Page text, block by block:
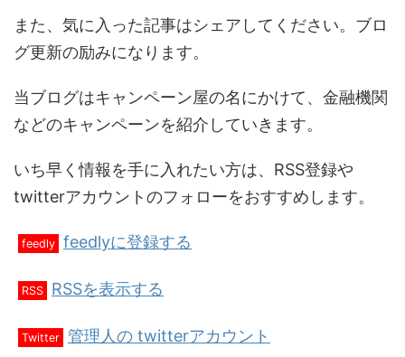
また、気に入った記事はシェアしてください。ブロ
グ更新の励みになります。
当ブログはキャンペーン屋の名にかけて、金融機関
などのキャンペーンを紹介していきます。
いち早く情報を手に入れたい方は、RSS登録や
twitterアカウントのフォローをおすすめします。
feedly feedlyに登録する
RSS RSSを表示する
Twitter 管理人の twitterアカウント